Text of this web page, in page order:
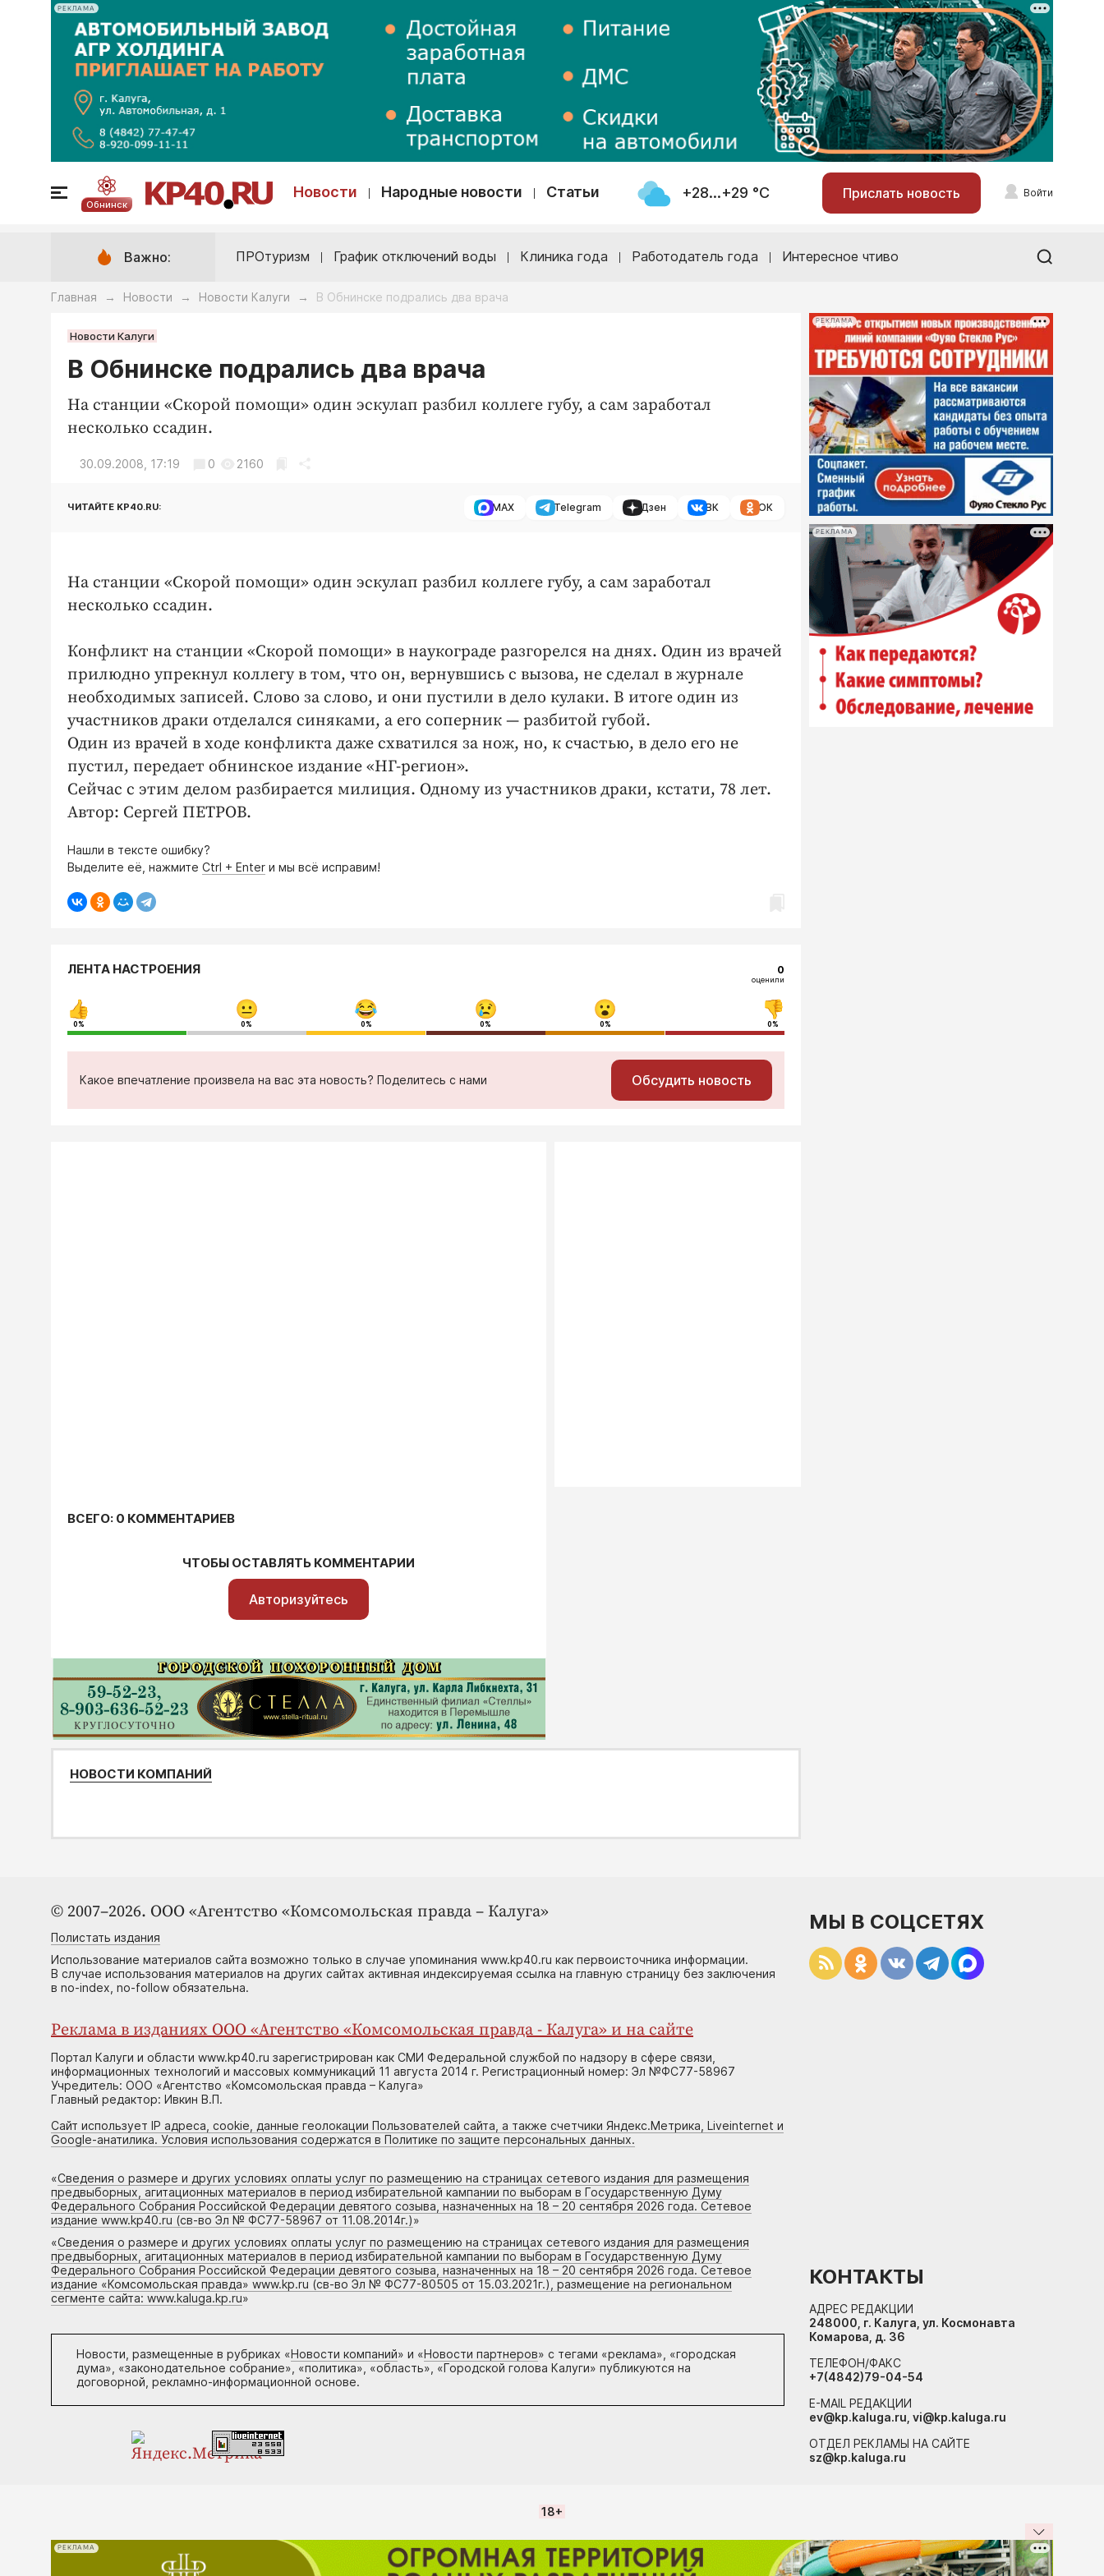
РЕКЛАМА
Обнинск
Новости Народные новости Статьи +28...+29 °С Прислать новость Войти
Важно: ПРОтуризм График отключений воды Клиника года Работодатель года Интересное чтиво
Главная → Новости → Новости Калуги → В Обнинске подрались два врача
Новости Калуги
В Обнинске подрались два врача
На станции «Скорой помощи» один эскулап разбил коллеге губу, а сам заработал
несколько ссадин.
30.09.2008, 17:19 0 2160
ЧИТАЙТЕ KP40.RU: MAX Telegram Дзен ВК ОК
На станции «Скорой помощи» один эскулап разбил коллеге губу, а сам заработал
несколько ссадин.
Конфликт на станции «Скорой помощи» в наукограде разгорелся на днях. Один из врачей
прилюдно упрекнул коллегу в том, что он, вернувшись с вызова, не сделал в журнале
необходимых записей. Слово за слово, и они пустили в дело кулаки. В итоге один из
участников драки отделался синяками, а его соперник — разбитой губой.
Один из врачей в ходе конфликта даже схватился за нож, но, к счастью, в дело его не
пустил, передает обнинское издание «НГ-регион».
Сейчас с этим делом разбирается милиция. Одному из участников драки, кстати, 78 лет.
Автор: Сергей ПЕТРОВ.
Нашли в тексте ошибку?
Выделите её, нажмите Ctrl + Enter и мы всё исправим!
РЕКЛАМА
РЕКЛАМА
ЛЕНТА НАСТРОЕНИЯ 0
оценили
0% 0% 0% 0% 0% 0%
Какое впечатление произвела на вас эта новость? Поделитесь с нами Обсудить новость
ВСЕГО: 0 КОММЕНТАРИЕВ
ЧТОБЫ ОСТАВЛЯТЬ КОММЕНТАРИИ
Авторизуйтесь
НОВОСТИ КОМПАНИЙ
© 2007–2026. ООО «Агентство «Комсомольская правда – Калуга»
Полистать издания
Использование материалов сайта возможно только в случае упоминания www.kp40.ru как первоисточника информации.
В случае использования материалов на других сайтах активная индексируемая ссылка на главную страницу без заключения
в no-index, no-follow обязательна.
Реклама в изданиях ООО «Агентство «Комсомольская правда - Калуга» и на сайте
Портал Калуги и области www.kp40.ru зарегистрирован как СМИ Федеральной службой по надзору в сфере связи,
информационных технологий и массовых коммуникаций 11 августа 2014 г. Регистрационный номер: Эл №ФС77-58967
Учредитель: ООО «Агентство «Комсомольская правда – Калуга»
Главный редактор: Ивкин В.П.
Сайт использует IP адреса, cookie, данные геолокации Пользователей сайта, а также счетчики Яндекс.Метрика, Liveinternet и
Google-анатилика. Условия использования содержатся в Политике по защите персональных данных.
«Сведения о размере и других условиях оплаты услуг по размещению на страницах сетевого издания для размещения
предвыборных, агитационных материалов в период избирательной кампании по выборам в Государственную Думу
Федерального Собрания Российской Федерации девятого созыва, назначенных на 18 – 20 сентября 2026 года. Сетевое
издание www.kp40.ru (св-во Эл № ФС77-58967 от 11.08.2014г.)»
«Сведения о размере и других условиях оплаты услуг по размещению на страницах сетевого издания для размещения
предвыборных, агитационных материалов в период избирательной кампании по выборам в Государственную Думу
Федерального Собрания Российской Федерации девятого созыва, назначенных на 18 – 20 сентября 2026 года. Сетевое
издание «Комсомольская правда» www.kp.ru (св-во Эл № ФС77-80505 от 15.03.2021г.), размещение на региональном
сегменте сайта: www.kaluga.kp.ru»
Новости, размещенные в рубриках «Новости компаний» и «Новости партнеров» с тегами «реклама», «городская
дума», «законодательное собрание», «политика», «область», «Городской голова Калуги» публикуются на
договорной, рекламно-информационной основе.
МЫ В СОЦСЕТЯХ
КОНТАКТЫ
АДРЕС РЕДАКЦИИ
248000, г. Калуга, ул. Космонавта
Комарова, д. 36
ТЕЛЕФОН/ФАКС
+7(4842)79-04-54
E-MAIL РЕДАКЦИИ
ev@kp.kaluga.ru, vi@kp.kaluga.ru
ОТДЕЛ РЕКЛАМЫ НА САЙТЕ
sz@kp.kaluga.ru
18+
РЕКЛАМА